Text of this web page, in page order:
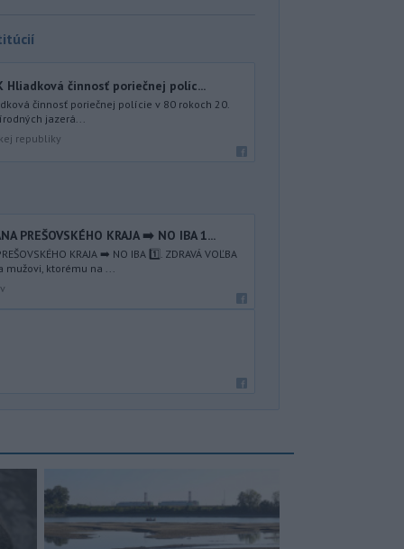
Hliadková činnosť poriečnej políc...
činnosť poriečnej polície v 80 rokoch 20.
jazerá...
republiky
PREŠOVSKÉHO KRAJA ➡️ NO IBA 1️...
KRAJA ➡️ NO IBA 1️⃣. ZDRAVÁ VOĽBA
mužovi, ktorému na ...